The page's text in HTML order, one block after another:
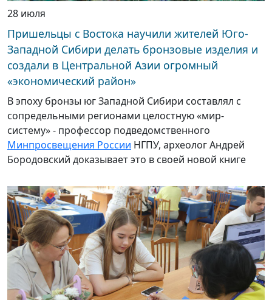
28 июля
Пришельцы с Востока научили жителей Юго-
Западной Сибири делать бронзовые изделия и
создали в Центральной Азии огромный
«экономический район»
В эпоху бронзы юг Западной Сибири составлял с
сопредельными регионами целостную «мир-
систему» - профессор подведомственного
Минпросвещения России НГПУ, археолог Андрей
Бородовский доказывает это в своей новой книге